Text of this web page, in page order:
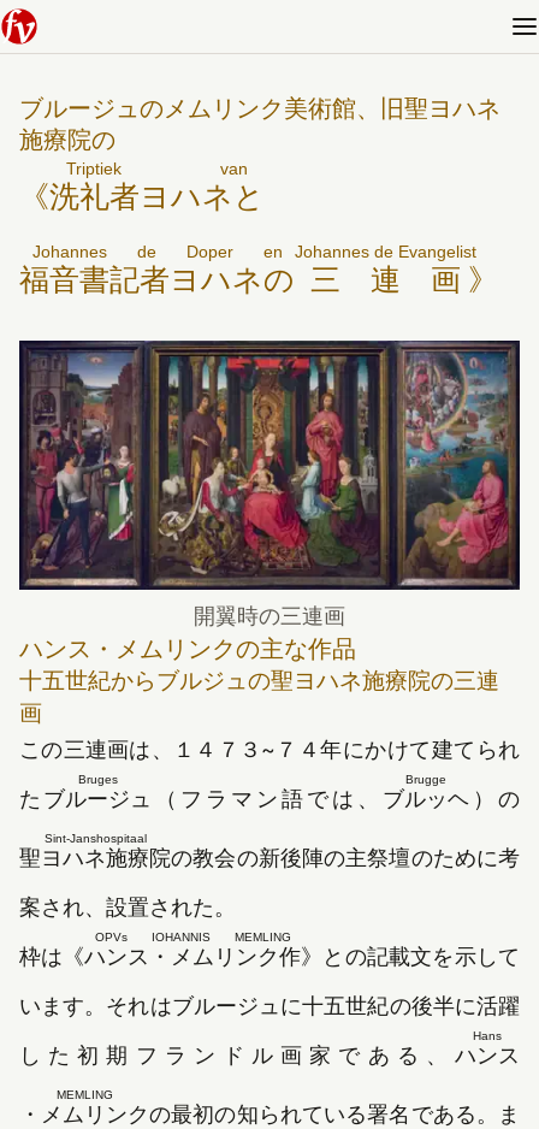
ブルージュのメムリンク美術館、旧聖ヨハネ
施療院の
《洗礼者ヨハネと
Triptiek van
福音書記者ヨハネの
Johannes de Doper en
三連画
Johannes de Evangelist
》
開翼時の三連画
ハンス・メムリンクの主な作品
十五世紀からブルジュの聖ヨハネ施療院の三連
画
この三連画は、 １４７３ ~ ７４年にかけて建てられ
た ブルージュ
Bruges
（フラマン語では、 ブルッヘ
Brugge
）の
聖ヨハネ施療院
Sint-Janshospitaal
の教会の新後陣の主祭壇のために考
案され、設置された。
枠は《ハンス・メムリンク作
OPVs IOHANNIS MEMLING
》との記載文を示して
います。それはブルージュに十五世紀の後半に活躍
した初期フランドル画家である、 ハンス
Hans
・メムリンク
MEMLING
の最初の知られている署名である。ま